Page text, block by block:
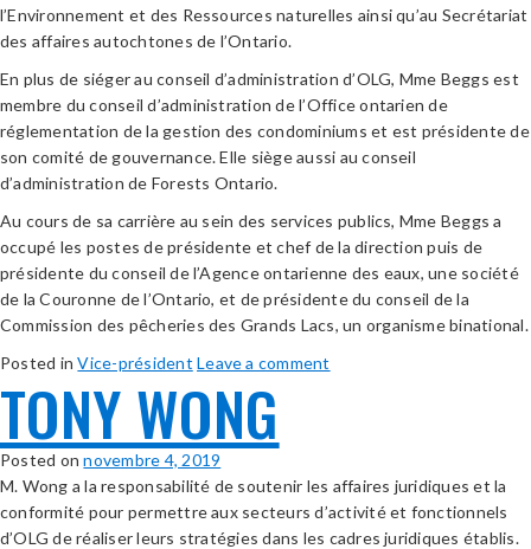
l’Environnement et des Ressources naturelles ainsi qu’au Secrétariat
des affaires autochtones de l’Ontario.
En plus de siéger au conseil d’administration d’OLG, Mme Beggs est
membre du conseil d’administration de l’Office ontarien de
réglementation de la gestion des condominiums et est présidente de
son comité de gouvernance. Elle siège aussi au conseil
d’administration de Forests Ontario.
Au cours de sa carrière au sein des services publics, Mme Beggs a
occupé les postes de présidente et chef de la direction puis de
présidente du conseil de l’Agence ontarienne des eaux, une société
de la Couronne de l’Ontario, et de présidente du conseil de la
Commission des pêcheries des Grands Lacs, un organisme binational.
Posted inVice-président Leave a comment
TONY WONG
Posted onnovembre 4, 2019
M. Wong a la responsabilité de soutenir les affaires juridiques et la
conformité pour permettre aux secteurs d’activité et fonctionnels
d’OLG de réaliser leurs stratégies dans les cadres juridiques établis.